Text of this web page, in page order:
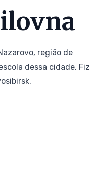
região de
dessa cidade. Fiz